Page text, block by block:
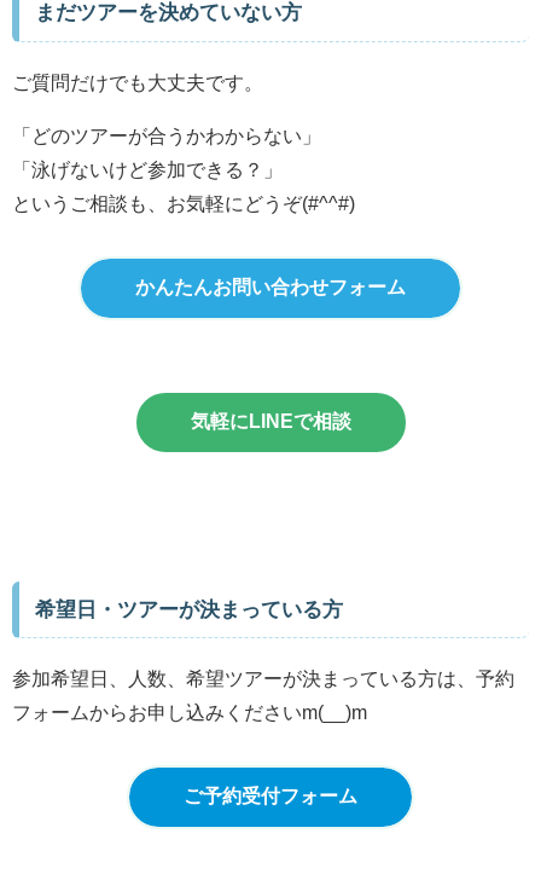
まだツアーを決めていない方
ご質問だけでも大丈夫です。
「どのツアーが合うかわからない」
「泳げないけど参加できる？」
というご相談も、お気軽にどうぞ(#^^#)
かんたんお問い合わせフォーム
気軽にLINEで相談
希望日・ツアーが決まっている方
参加希望日、人数、希望ツアーが決まっている方は、予約
フォームからお申し込みくださいm(__)m
ご予約受付フォーム